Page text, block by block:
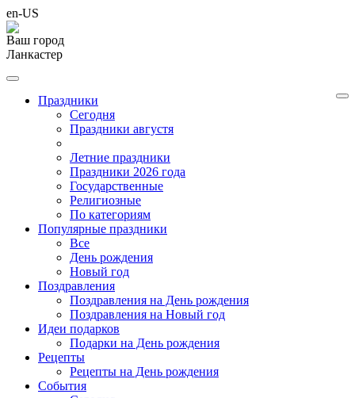
en-US
Ваш город
Ланкастер
Праздники
Cегодня
Праздники августя
Летние праздники
Праздники 2026 года
Государственные
Религиозные
По категориям
Популярные праздники
Все
День рождения
Новый год
Поздравления
Поздравления на День рождения
Поздравления на Новый год
Идеи подарков
Подарки на День рождения
Рецепты
Рецепты на День рождения
События